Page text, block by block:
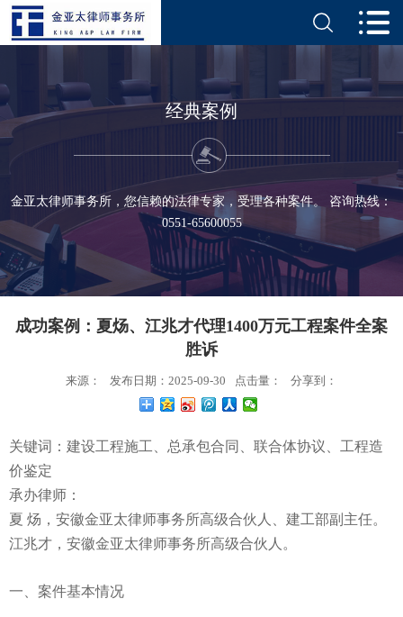
经典案例
金亚太律师事务所，您信赖的法律专家，受理各种案件。 咨询热线：
0551-65600055
成功案例：夏炀、江兆才代理1400万元工程案件全案
胜诉
来源： 发布日期：2025-09-30 点击量： 分享到：
关键词：建设工程施工、总承包合同、联合体协议 、工程造
价鉴定
承办律师：
夏 炀，安徽金亚太律师事务所高级合伙人 建工部副主任。
江兆才，安徽金亚太律师事务所高级合伙人 。
一、案件基本情况